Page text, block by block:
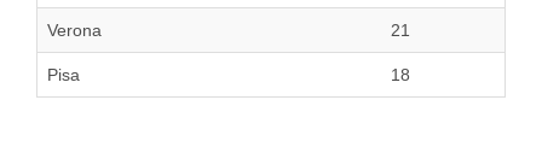
Verona 21
Pisa 18